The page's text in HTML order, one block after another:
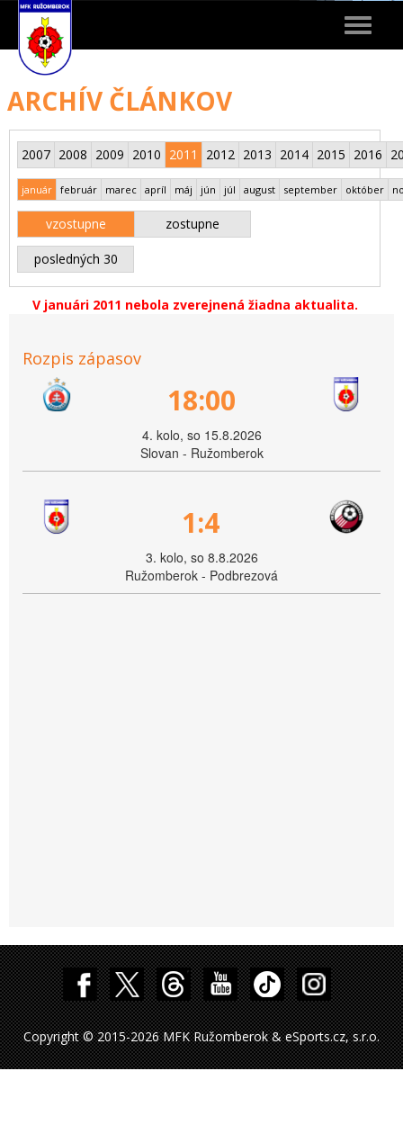
Toggle
ARCHÍV ČLÁNKOV
2007 2008 2009 2010 2011 2012 2013 2014 2015 2016
január február marec apríl máj jún júl august september október
vzostupne zostupne
posledných 30
V januári 2011 nebola zverejnená žiadna aktualita.
Rozpis zápasov
18:00
4. kolo, so 15.8.2026
Slovan - Ružomberok
1:4
3. kolo, so 8.8.2026
Ružomberok - Podbrezová
Copyright © 2015-2026 MFK Ružomberok & eSports.cz, s.r.o.